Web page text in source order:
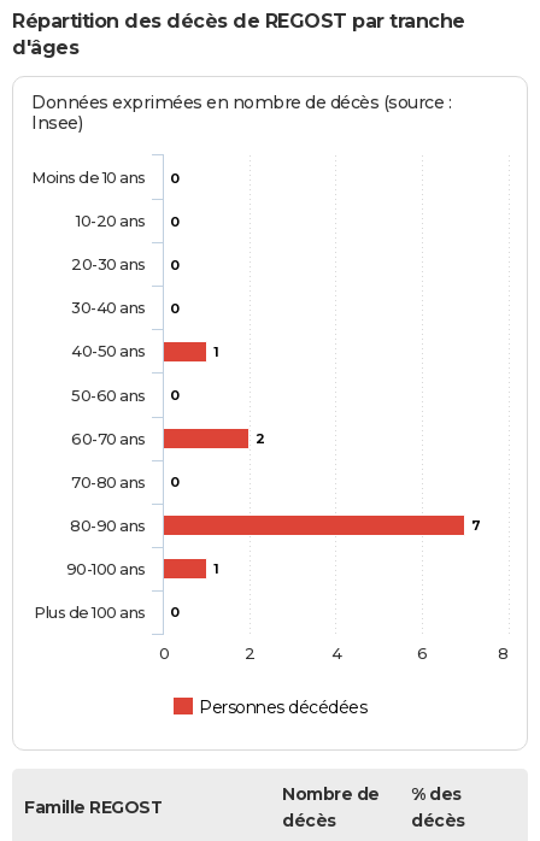
Répartition des décès de REGOST par tranche
d'âges
Données exprimées en nombre de décès (source :
Insee)
0
0
0
0
1
0
2
0
7
1
0
Personnes décédées
Moins de 10 ans
10-20 ans
20-30 ans
30-40 ans
40-50 ans
50-60 ans
60-70 ans
70-80 ans
80-90 ans
90-100 ans
Plus de 100 ans
0 2 4 6 8
Famille REGOST
Nombre de
décès
% des
décès